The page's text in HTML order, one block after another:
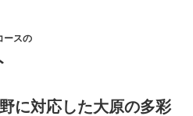
ースの
に対応した大原の多彩